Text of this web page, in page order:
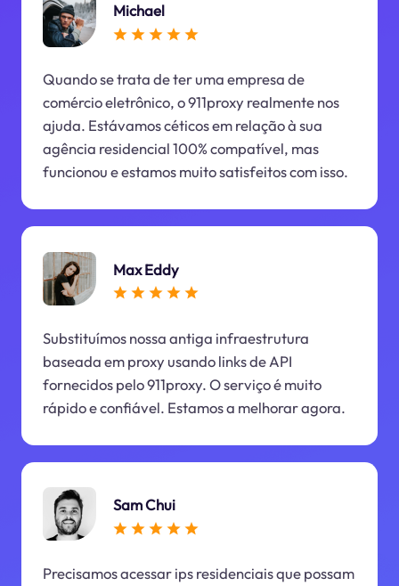
Michael
Quando se trata de ter uma empresa de
comércio eletrônico, o 911proxy realmente nos
ajuda. Estávamos céticos em relação à sua
agência residencial 100% compatível, mas
funcionou e estamos muito satisfeitos com isso.
Max Eddy
Substituímos nossa antiga infraestrutura
baseada em proxy usando links de API
fornecidos pelo 911proxy. O serviço é muito
rápido e confiável. Estamos a melhorar agora.
Sam Chui
Precisamos acessar ips residenciais que possam